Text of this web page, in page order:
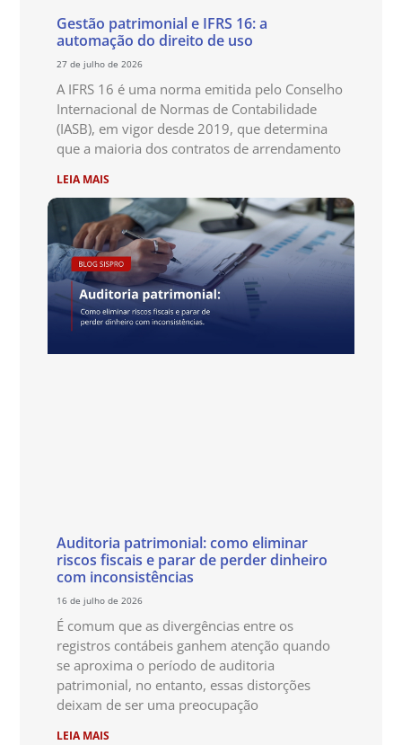
Gestão patrimonial e IFRS 16: a
automação do direito de uso
27 de julho de 2026
A IFRS 16 é uma norma emitida pelo Conselho
Internacional de Normas de Contabilidade
(IASB), em vigor desde 2019, que determina
que a maioria dos contratos de arrendamento
LEIA MAIS
Auditoria patrimonial: como eliminar
riscos fiscais e parar de perder dinheiro
com inconsistências
16 de julho de 2026
É comum que as divergências entre os
registros contábeis ganhem atenção quando
se aproxima o período de auditoria
patrimonial, no entanto, essas distorções
deixam de ser uma preocupação
LEIA MAIS